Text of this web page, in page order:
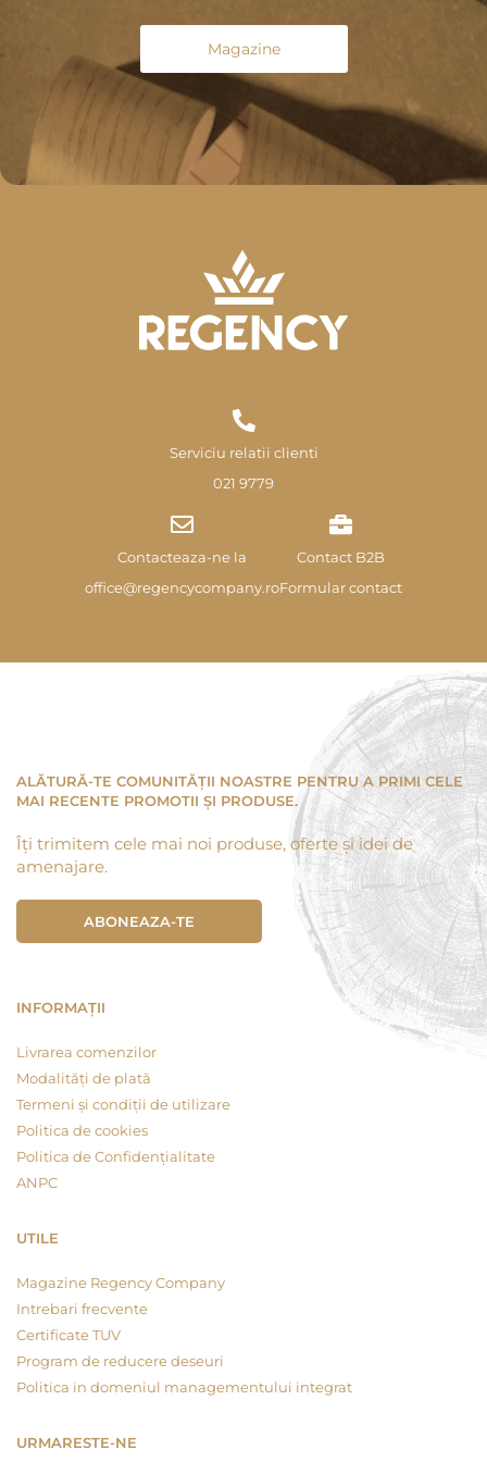
Magazine
Serviciu relatii clienti
021 9779
Contacteaza-ne la
office@regencycompany.ro
Contact B2B
Formular contact
ALĂTURĂ-TE COMUNITĂȚII NOASTRE PENTRU A PRIMI CELE
MAI RECENTE PROMOTII ȘI PRODUSE.
Îți trimitem cele mai noi produse, oferte și idei de
amenajare.
ABONEAZA-TE
INFORMAȚII
Livrarea comenzilor
Modalități de plată
Termeni și condiții de utilizare
Politica de cookies
Politica de Confidențialitate
ANPC
UTILE
Magazine Regency Company
Intrebari frecvente
Certificate TUV
Program de reducere deseuri
Politica in domeniul managementului integrat
URMARESTE-NE